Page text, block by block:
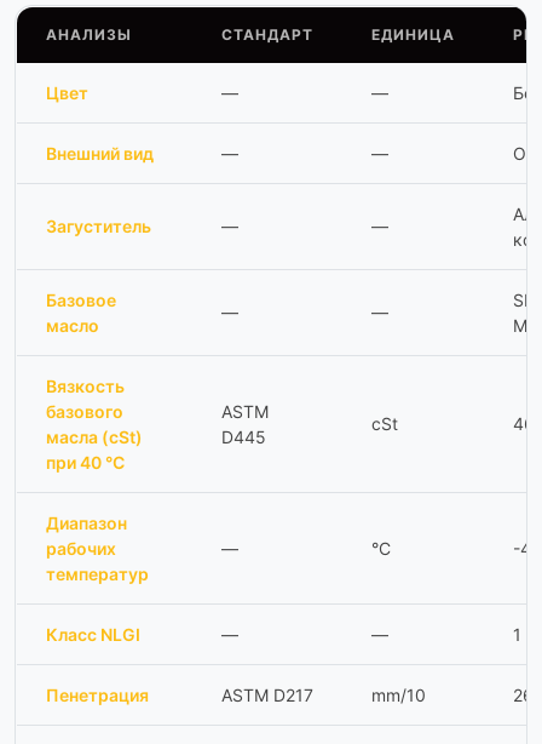
АНАЛИЗЫ СТАНДАРТ ЕДИНИЦА
Цвет — —
Внешний вид — —
Загуститель — —
Базовое
масло
— —
Вязкость
базового
масла (cSt)
при 40 °C
ASTM
D445
cSt
Диапазон
рабочих
температур
— °C -
Класс NLGI — — 1 /
Пенетрация ASTM D217 mm/10